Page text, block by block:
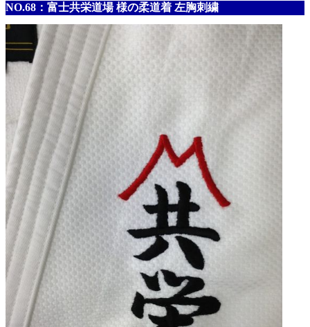
NO.68：富士共栄道場 様の柔道着 左胸刺繍